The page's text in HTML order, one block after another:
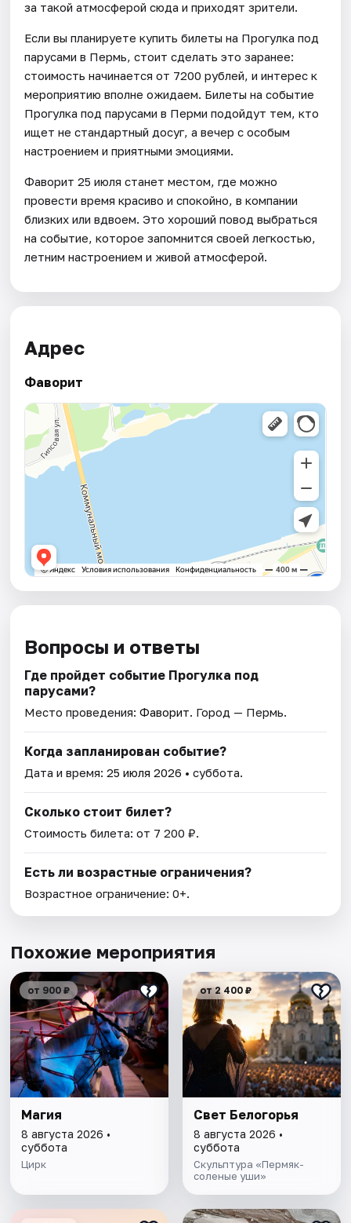
за такой атмосферой сюда и приходят зрители.
Если вы планируете купить билеты на Прогулка под
парусами в Пермь, стоит сделать это заранее:
стоимость начинается от 7200 рублей, и интерес к
мероприятию вполне ожидаем. Билеты на событие
Прогулка под парусами в Перми подойдут тем, кто
ищет не стандартный досуг, а вечер с особым
настроением и приятными эмоциями.
Фаворит 25 июля станет местом, где можно
провести время красиво и спокойно, в компании
близких или вдвоем. Это хороший повод выбраться
на событие, которое запомнится своей легкостью,
летним настроением и живой атмосферой.
Адрес
Фаворит
Вопросы и ответы
Где пройдет событие Прогулка под
парусами?
Место проведения:Фаворит . Город — Пермь.
Когда запланирован событие?
Дата и время:25 июля 2026 • суббота.
Сколько стоит билет?
Стоимость билета: от 7 200 ₽.
Есть ли возрастные ограничения?
Возрастное ограничение: 0+.
Похожие мероприятия
от 900 ₽
Магия
8 августа 2026 •
суббота
Цирк
от 2 400 ₽
Свет Белогорья
8 августа 2026 •
суббота
Скульптура «Пермяк-
соленые уши»